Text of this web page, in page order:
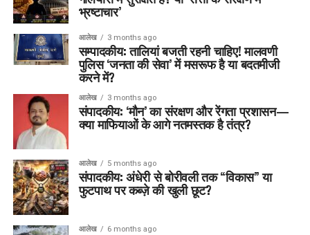
भ्रष्टाचार’
आलेख 3 months ago
सम्पादकीय: तालियां बजती रहनी चाहिए! मालवणी
पुलिस ‘जनता की सेवा’ में मसरूफ है या बदतमीजी
करने में?
आलेख 3 months ago
संपादकीय: ‘मौन’ का संरक्षण और रेंगता प्रशासन—
क्या माफियाओं के आगे नतमस्तक है तंत्र?
आलेख 5 months ago
संपादकीय: अंधेरी से बोरीवली तक “विकास” या
फुटपाथ पर कब्ज़े की खुली छूट?
आलेख 6 months ago